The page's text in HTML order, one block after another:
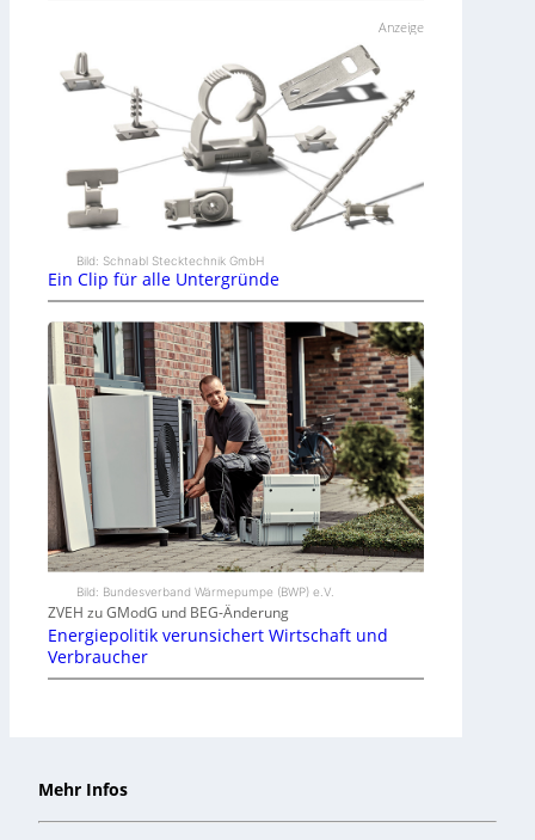
Anzeige
Bild: Schnabl Stecktechnik GmbH
Ein Clip für alle Untergründe
Bild: Bundesverband Wärmepumpe (BWP) e.V.
ZVEH zu GModG und BEG-Änderung
Energiepolitik verunsichert Wirtschaft und
Verbraucher
Mehr Infos